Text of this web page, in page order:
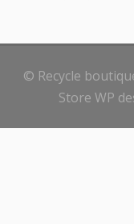
© Recycle
Store WP